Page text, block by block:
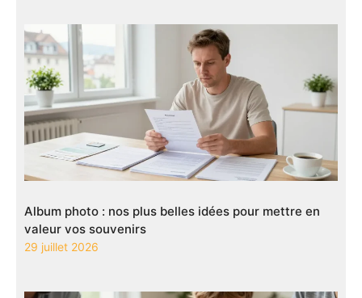
Album photo : nos plus belles idées pour mettre en
valeur vos souvenirs
29 juillet 2026